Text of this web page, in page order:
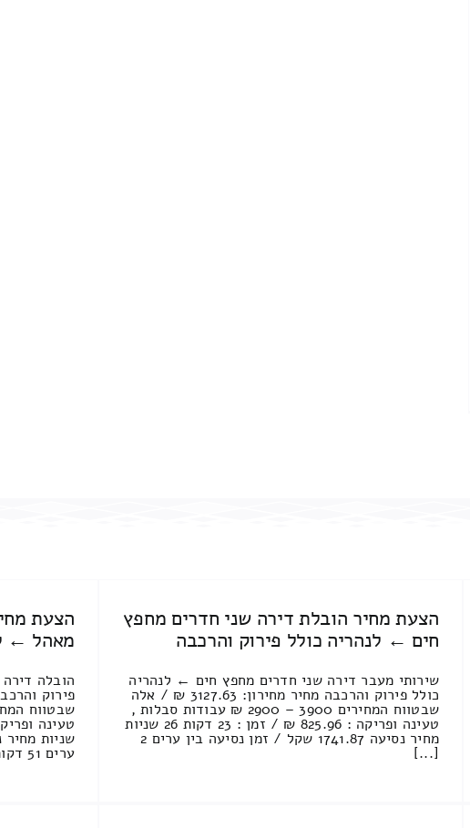
הצעת מחיר הובלת דירה שני חדרים מחפץ
חים ← לנהריה כולל פירוק והרכבה
שירותי מעבר דירה שני חדרים מחפץ חים ← לנהריה
כולל פירוק והרכבה מחיר מחירון: 3127.63 ₪ / אלה
שבטווח המחירים 3900 – 2900 ₪ עבודות סבלות ,
טעינה ופריקה : 825.96 ₪ / זמן : 23 דקות 26 שניות
מחיר נסיעה 1741.87 שקל / זמן נסיעה בין ערים 2
[...]
מאהל ←
ערים 51 דקות [...]